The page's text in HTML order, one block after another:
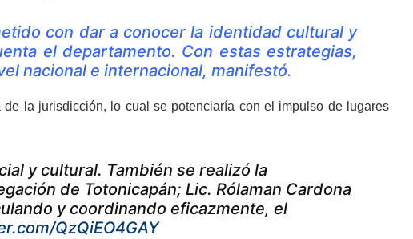
con dar a conocer la identidad cultural y
el departamento. Con estas estrategias,
nacional e internacional, manifestó.
la jurisdicción, lo cual se potenciaría con el impulso de lugares
y cultural. También se realizó la
de Totonicapán; Lic. Rólaman Cardona
y coordinando eficazmente, el
QzQiEO4GAY